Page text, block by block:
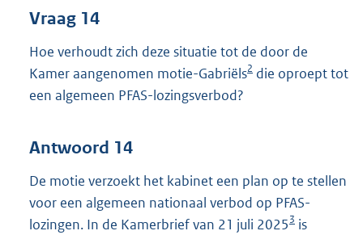
Vraag 14
Hoe verhoudt zich deze situatie tot de door de
Kamer aangenomen motie-Gabriëls2 die oproept tot
een algemeen PFAS-lozingsverbod?
Antwoord 14
De motie verzoekt het kabinet een plan op te stellen
voor een algemeen nationaal verbod op PFAS-
lozingen. In de Kamerbrief van 21 juli 20253 is